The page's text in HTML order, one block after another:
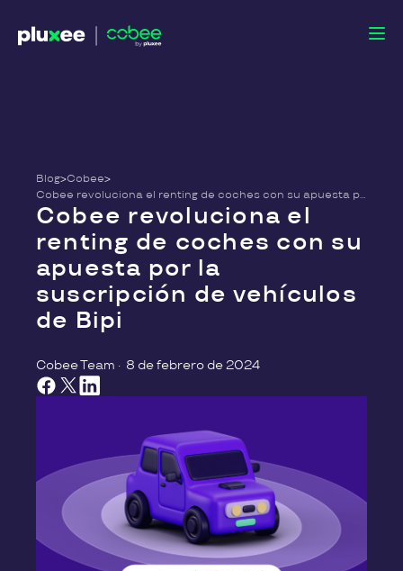
Cobee revoluciona el
renting de coches con su
apuesta por la
suscripción de vehículos
de Bipi
Cobee Team · 8 de febrero de 2024
Blog>Cobee>
Cobee revoluciona el renting de coches con su apuesta por la suscripción de vehículos de Bipi